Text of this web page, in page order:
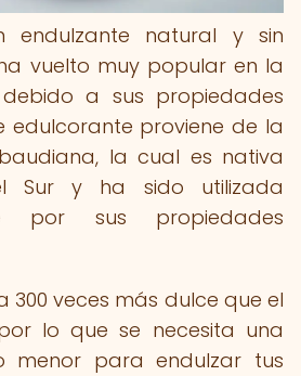
endulzante natural y sin
vuelto muy popular en la
a sus propiedades
edulcorante proviene de la
la cual es nativa
Sur y ha sido utilizada
por sus propiedades
300 veces más dulce que el
lo que se necesita una
menor para endulzar tus